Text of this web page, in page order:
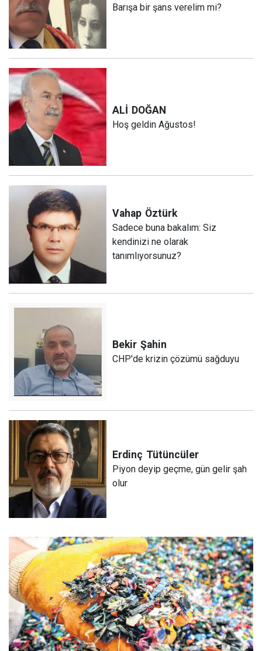
Barışa bir şans verelim mi?
ALİ DOĞAN
Hoş geldin Ağustos!
Vahap Öztürk
Sadece buna bakalım: Siz
kendinizi ne olarak
tanımlıyorsunuz?
Bekir Şahin
CHP'de krizin çözümü sağduyu
Erdinç Tütüncüler
Piyon deyip geçme, gün gelir şah
olur